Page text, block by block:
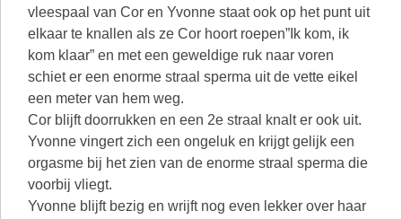
vleespaal van Cor en Yvonne staat ook op het punt uit
elkaar te knallen als ze Cor hoort roepen”Ik kom, ik
kom klaar” en met een geweldige ruk naar voren
schiet er een enorme straal sperma uit de vette eikel
een meter van hem weg.
Cor blijft doorrukken en een 2e straal knalt er ook uit.
Yvonne vingert zich een ongeluk en krijgt gelijk een
orgasme bij het zien van de enorme straal sperma die
voorbij vliegt.
Yvonne blijft bezig en wrijft nog even lekker over haar